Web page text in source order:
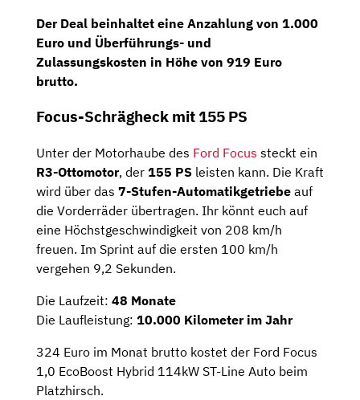
Der Deal beinhaltet eine Anzahlung von 1.000
Euro und Überführungs- und
Zulassungskosten in Höhe von 919 Euro
brutto.
Focus-Schrägheck mit 155 PS
Unter der Motorhaube des Ford Focus steckt ein
R3-Ottomotor, der 155 PS leisten kann. Die Kraft
wird über das 7-Stufen-Automatikgetriebe auf
die Vorderräder übertragen. Ihr könnt euch auf
eine Höchstgeschwindigkeit von 208 km/h
freuen. Im Sprint auf die ersten 100 km/h
vergehen 9,2 Sekunden.
Die Laufzeit: 48 Monate
Die Laufleistung: 10.000 Kilometer im Jahr
324 Euro im Monat brutto kostet der Ford Focus
1,0 EcoBoost Hybrid 114kW ST-Line Auto beim
Platzhirsch.